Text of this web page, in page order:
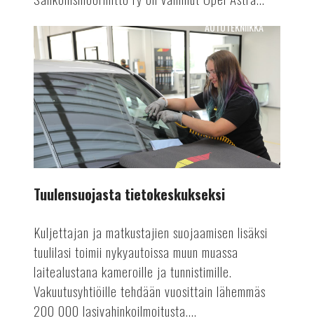
Tuulensuojasta
tietokeskukseksi
AUTOTEKNIIKKA
Tuulensuojasta tietokeskukseksi
Kuljettajan ja matkustajien suojaamisen lisäksi
tuulilasi toimii nykyautoissa muun muassa
laitealustana kameroille ja tunnistimille.
Vakuutusyhtiöille tehdään vuosittain lähemmäs
200 000 lasivahinkoilmoitusta....